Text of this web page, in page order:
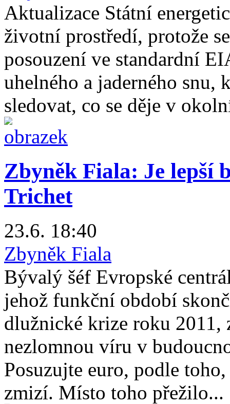
Aktualizace Státní
životní prostředí, protože
posouzení ve standardní
uhelného a jaderného snu,
sledovat, co se děje v
Zbyněk Fiala: Je lepší
Trichet
23.6. 18:40
Zbyněk Fiala
Bývalý šéf Evropské
jehož funkční období
dlužnické krize roku 2011,
nezlomnou víru v
Posuzujte euro, podle
zmizí. Místo toho přežilo...